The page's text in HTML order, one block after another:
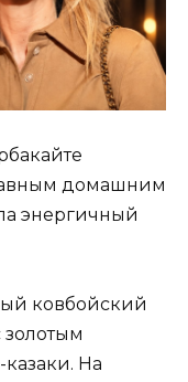
домашним
энергичный
ковбойский
золотым
На